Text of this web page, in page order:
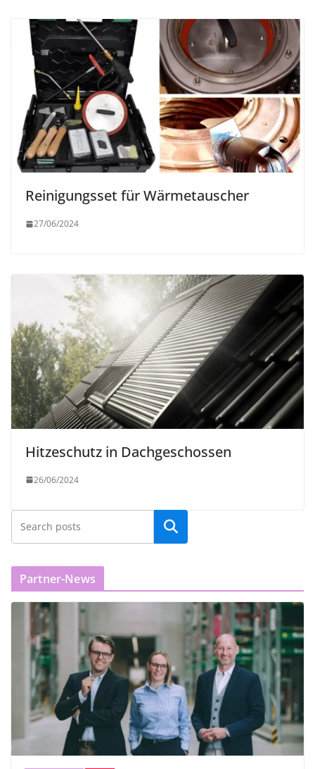
Reinigungsset für Wärmetauscher
27/06/2024
Hitzeschutz in Dachgeschossen
26/06/2024
Partner-News